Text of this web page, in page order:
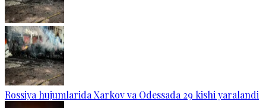
Rossiya hujumlarida Xarkov va Odessada 29 kishi yaralandi